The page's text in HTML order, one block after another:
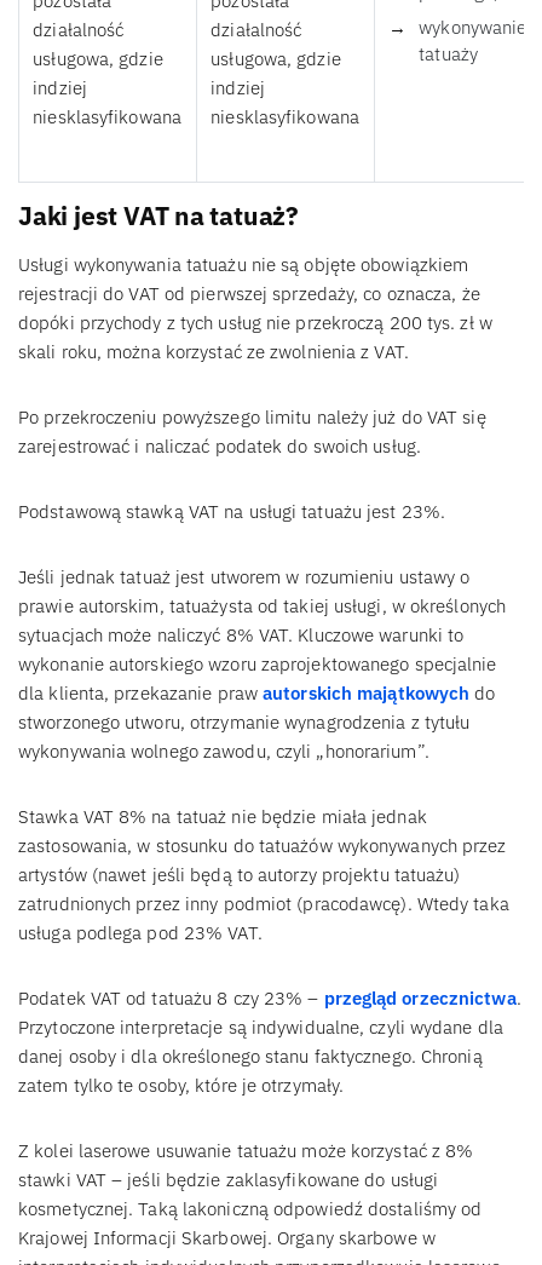
działalność
usługowa, gdzie
indziej
niesklasyfikowana
działalność
usługowa, gdzie
indziej
niesklasyfikowana
wykonywanie
tatuaży
Jaki jest VAT na tatuaż?
Usługi wykonywania tatuażu nie są objęte obowiązkiem
rejestracji do VAT od pierwszej sprzedaży, co oznacza, że
dopóki przychody z tych usług nie przekroczą 200 tys. zł w
skali roku, można korzystać ze zwolnienia z VAT.
Po przekroczeniu powyższego limitu należy już do VAT się
zarejestrować i naliczać podatek do swoich usług.
Podstawową stawką VAT na usługi tatuażu jest 23%.
Jeśli jednak tatuaż jest utworem w rozumieniu ustawy o
prawie autorskim, tatuażysta od takiej usługi, w określonych
sytuacjach może naliczyć 8% VAT. Kluczowe warunki to
wykonanie autorskiego wzoru zaprojektowanego specjalnie
dla klienta, przekazanie prawautorskich majątkowych do
stworzonego utworu, otrzymanie wynagrodzenia z tytułu
wykonywania wolnego zawodu, czyli „honorarium”.
Stawka VAT 8% na tatuaż nie będzie miała jednak
zastosowania, w stosunku do tatuażów wykonywanych przez
artystów (nawet jeśli będą to autorzy projektu tatuażu)
zatrudnionych przez inny podmiot (pracodawcę). Wtedy taka
usługa podlega pod 23% VAT.
Podatek VAT od tatuażu 8 czy 23% – przegląd orzecznictwa.
Przytoczone interpretacje są indywidualne, czyli wydane dla
danej osoby i dla określonego stanu faktycznego. Chronią
zatem tylko te osoby, które je otrzymały.
Z kolei laserowe usuwanie tatuażu może korzystać z 8%
stawki VAT – jeśli będzie zaklasyfikowane do usługi
kosmetycznej. Taką lakoniczną odpowiedź dostaliśmy od
Krajowej Informacji Skarbowej. Organy skarbowe w